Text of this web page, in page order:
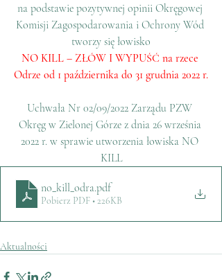
na podstawie pozytywnej opinii Okręgowej
Komisji Zagospodarowania i Ochrony Wód
tworzy się łowisko
NO KILL – ZŁÓW I WYPUŚĆ na rzece
Odrze od 1 października do 31 grudnia 2022 r.
Uchwała Nr 02/09/2022 Zarządu PZW
Okręg w Zielonej Górze z dnia 26 września
2022 r. w sprawie utworzenia łowiska NO
KILL
no_kill_odra.pdf
Pobierz PDF • 226KB
Aktualności